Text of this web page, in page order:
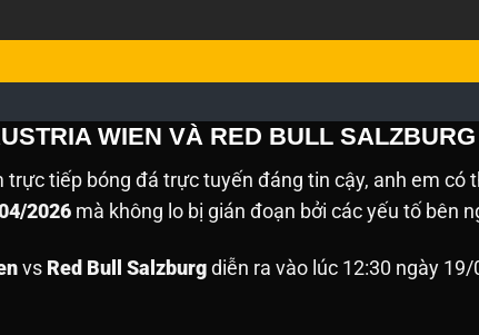
WIEN VÀ RED BULL
tiếp bóng đá trực tuyến đáng tin cậy, anh em có
2026 mà không lo bị gián đoạn bởi các yếu tố bên
vs Red Bull Salzburg diễn ra vào lúc 12:30 ngày